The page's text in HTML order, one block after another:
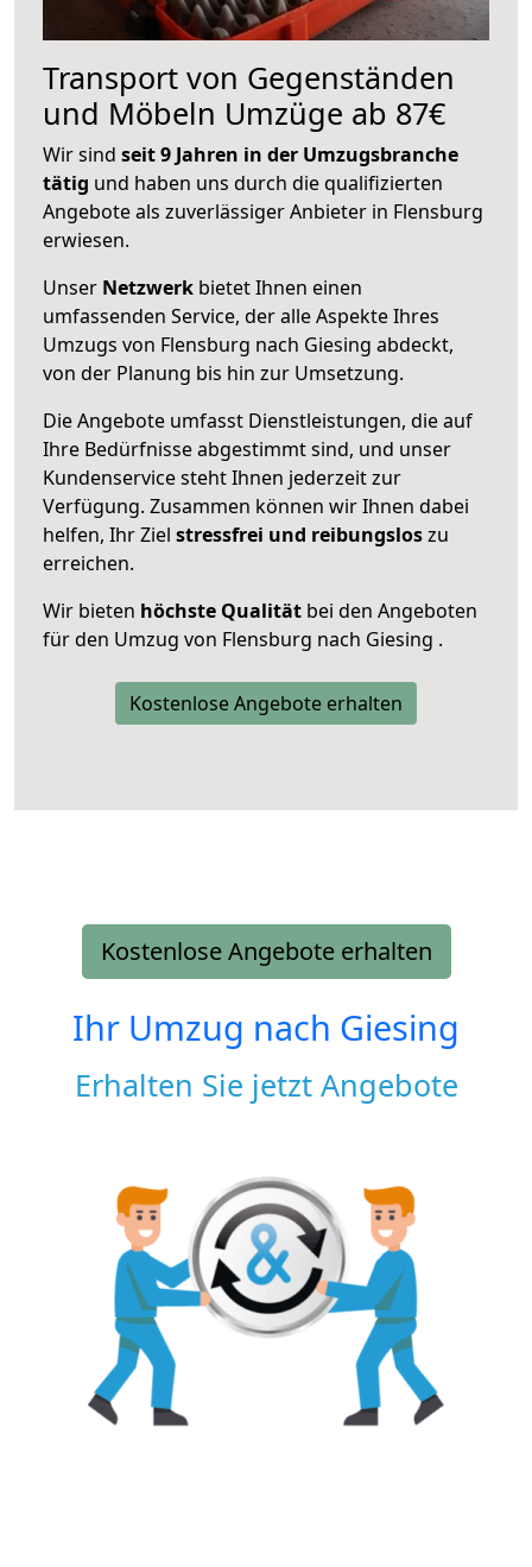
Transport von Gegenständen
und Möbeln Umzüge ab 87€
Wir sind seit 9 Jahren in der Umzugsbranche
tätig und haben uns durch die qualifizierten
Angebote als zuverlässiger Anbieter in Flensburg
erwiesen.
Unser Netzwerk bietet Ihnen einen
umfassenden Service, der alle Aspekte Ihres
Umzugs von Flensburg nach Giesing abdeckt,
von der Planung bis hin zur Umsetzung.
Die Angebote umfasst Dienstleistungen, die auf
Ihre Bedürfnisse abgestimmt sind, und unser
Kundenservice steht Ihnen jederzeit zur
Verfügung. Zusammen können wir Ihnen dabei
helfen, Ihr Ziel stressfrei und reibungsloszu
erreichen.
Wir bieten höchste Qualität bei den Angeboten
für den Umzug von Flensburg nach Giesing .
Kostenlose Angebote erhalten
Kostenlose Angebote erhalten
Ihr Umzug nach Giesing
Erhalten Sie jetzt Angebote